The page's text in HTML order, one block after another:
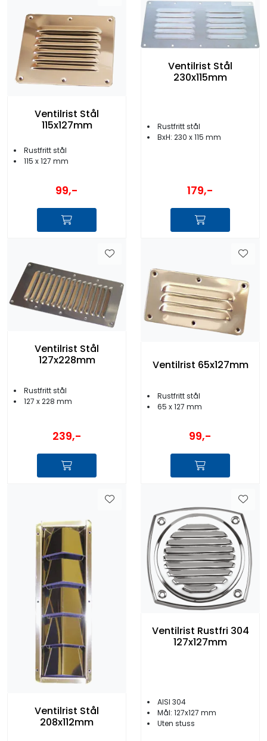
Ventilrist Stål
115x127mm
Rustfritt stål
115 x 127 mm
99,-
Ventilrist Stål
230x115mm
Rustfritt stål
BxH: 230 x 115 mm
179,-
Ventilrist Stål
127x228mm
Rustfritt stål
127 x 228 mm
239,-
Ventilrist 65x127mm
Rustfritt stål
65 x 127 mm
99,-
Ventilrist Stål
208x112mm
Ventilrist Rustfri 304
127x127mm
AISI 304
Mål: 127x127 mm
Uten stuss